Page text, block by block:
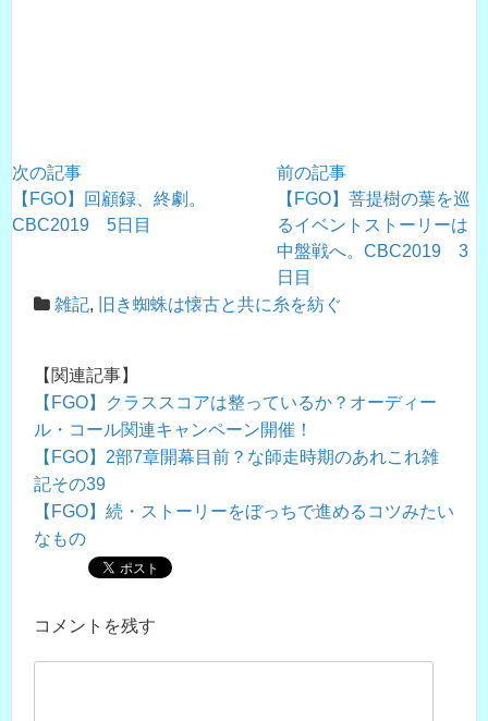
前の記事
【FGO】菩提樹の葉を巡
るイベントストーリーは
中盤戦へ。CBC2019 3
日目
次の記事
【FGO】回顧録、終劇。
CBC2019 5日目
雑記, 旧き蜘蛛は懐古と共に糸を紡ぐ
【関連記事】
【FGO】クラススコアは整っているか？オーディー
ル・コール関連キャンペーン開催！
【FGO】2部7章開幕目前？な師走時期のあれこれ雑
記その39
【FGO】続・ストーリーをぼっちで進めるコツみたい
なもの
コメントを残す